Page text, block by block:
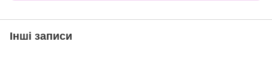
Інші записи